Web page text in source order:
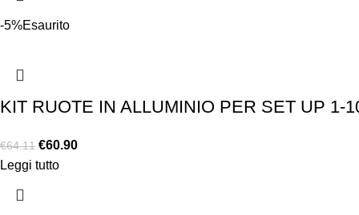
-5%Esaurito
KIT RUOTE IN ALLUMINIO PER SET UP 1-
€64.11 €60.90
Leggi tutto